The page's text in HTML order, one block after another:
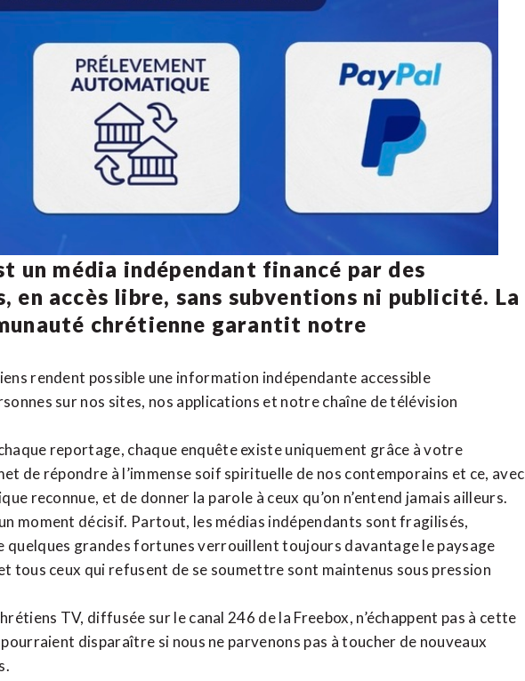
un média indépendant financé par des
en accès libre, sans subventions ni publicité. La
chrétienne garantit notre
rendent possible une information indépendante accessible
sur nos sites, nos applications et notrechaîne de télévision
reportage, chaque enquête existe uniquement grâce à votre
de répondre à l’immense soif spirituelle de nos contemporains et ce, avec
reconnue, et de donner la parole à ceux qu’on n’entend jamais ailleurs.
moment décisif. Partout, les médias indépendants sont fragilisés,
quelques grandes fortunes verrouillent toujours davantage le paysage
tous ceux qui refusent de se soumettre sont maintenus sous pression
TV, diffusée sur le canal 246 de la Freebox, n’échappent pas à cette
disparaître si nous ne parvenons pas à toucher de nouveaux